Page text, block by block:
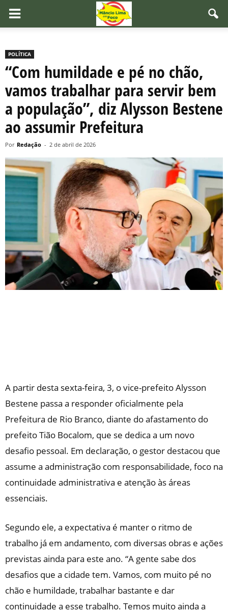
POLÍTICA
“Com humildade e pé no chão,
vamos trabalhar para servir bem
a população”, diz Alysson Bestene
ao assumir Prefeitura
Por Redação - 2 de abril de 2026
A partir desta sexta-feira, 3, o vice-prefeito Alysson
Bestene passa a responder oficialmente pela
Prefeitura de Rio Branco, diante do afastamento do
prefeito Tião Bocalom, que se dedica a um novo
desafio pessoal. Em declaração, o gestor destacou que
assume a administração com responsabilidade, foco na
continuidade administrativa e atenção às áreas
essenciais.
Segundo ele, a expectativa é manter o ritmo de
trabalho já em andamento, com diversas obras e ações
previstas ainda para este ano. “A gente sabe dos
desafios que a cidade tem. Vamos, com muito pé no
chão e humildade, trabalhar bastante e dar
continuidade a esse trabalho. Temos muito ainda a